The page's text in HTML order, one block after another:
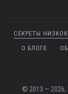
СЕКРЕТЫ
О БЛОГЕ
© 2013 — 2026,